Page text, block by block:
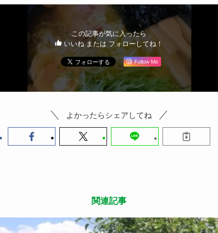
この記事が気に入ったら
いいね または フォローしてね！
Follow Me
よかったらシェアしてね
関連記事